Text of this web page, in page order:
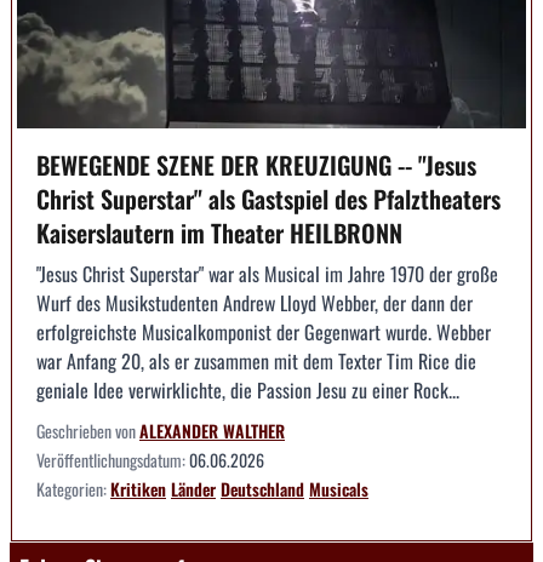
BEWEGENDE SZENE DER KREUZIGUNG -- "Jesus
Christ Superstar" als Gastspiel des Pfalztheaters
Kaiserslautern im Theater HEILBRONN
"Jesus Christ Superstar" war als Musical im Jahre 1970 der große
Wurf des Musikstudenten Andrew Lloyd Webber, der dann der
erfolgreichste Musicalkomponist der Gegenwart wurde. Webber
war Anfang 20, als er zusammen mit dem Texter Tim Rice die
geniale Idee verwirklichte, die Passion Jesu zu einer Rock...
Geschrieben vonALEXANDER WALTHER
Veröffentlichungsdatum:06.06.2026
Kategorien:KritikenLänderDeutschlandMusicals